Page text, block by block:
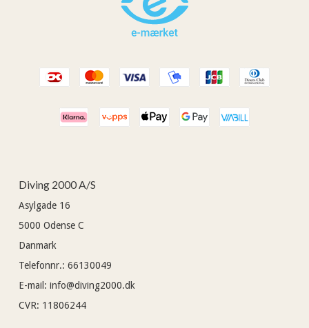
Diving 2000 A/S
Asylgade 16
5000 Odense C
Danmark
Telefonnr.: 66130049
E-mail : info@diving2000.dk
CVR: 11806244